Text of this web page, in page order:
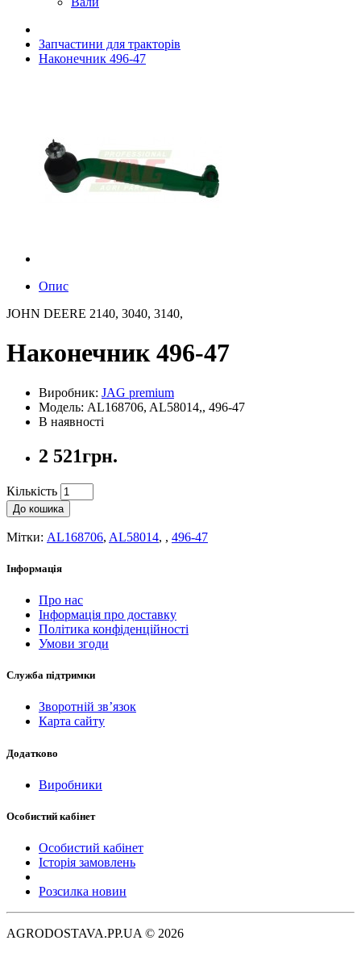
Запчастини для тракторів
Наконечник 496-47
Опис
JOHN DEERE 2140, 3040, 3140,
Наконечник 496-47
Виробник: JAG premium
Модель: AL168706, AL58014,, 496-47
В наявності
2 521грн.
Кількість
До кошика
Мітки: AL168706, AL58014, , 496-47
Інформація
Про нас
Інформація про доставку
Політика конфіденційності
Умови згоди
Служба підтримки
Зворотній зв’язок
Карта сайту
Додатково
Виробники
Особистий кабінет
Особистий кабінет
Історія замовлень
Розсилка новин
AGRODOSTAVA.PP.UA © 2026